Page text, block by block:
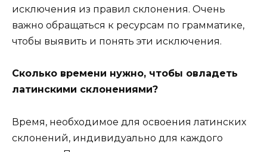
исключения из правил склонения. Очень
важно обращаться к ресурсам по грамматике,
чтобы выявить и понять эти исключения.
Сколько времени нужно, чтобы овладеть
латинскими склонениями?
Время, необходимое для освоения латинских
склонений, индивидуально для каждого